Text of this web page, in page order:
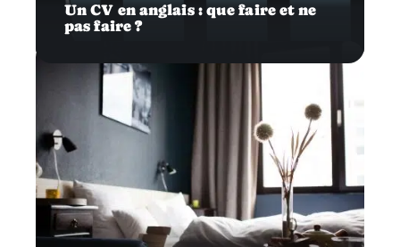
Un CV en anglais : que faire et ne
pas faire ?